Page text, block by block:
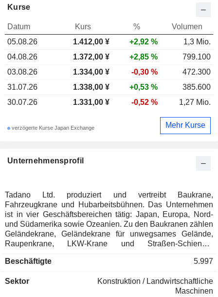
Unternehmensprofil
Tadano Ltd. produziert und vertreibt Baukrane,
Fahrzeugkrane und Hubarbeitsbühnen. Das Unternehmen
ist in vier Geschäftsbereichen tätig: Japan, Europa, Nord-
und Südamerika sowie Ozeanien. Zu den Baukranen zählen
Geländekrane, Geländekrane für unwegsames Gelände,
Raupenkrane, LKW-Krane und Straßen-Schienen-
Fahrzeugtransporter und Straßen-Schienen-Fahrzeuge. Zu
und Mastaufstellfahrzeuge, Hochhubfahrzeuge für die
Straßen- und Brückeninspektion, Straßen-Schienen-
Beschäftigte 5.997
Sektor
Konstruktion / Landwirtschaftliche
Maschinen
Kurse
Datum Kurs %
Volumen
05.08.26
1.412,00 ¥ +2,92 %
1,3 Mio.
04.08.26
1.372,00 ¥ +2,85 %
799.100
03.08.26
1.334,00 ¥ -0,30 %
472.300
31.07.26
1.338,00 ¥ +0,53 %
385.600
30.07.26
1.331,00 ¥ -0,52 % 1,27 Mio.
verzögerte Kurse Japan Exchange Mehr Kurse